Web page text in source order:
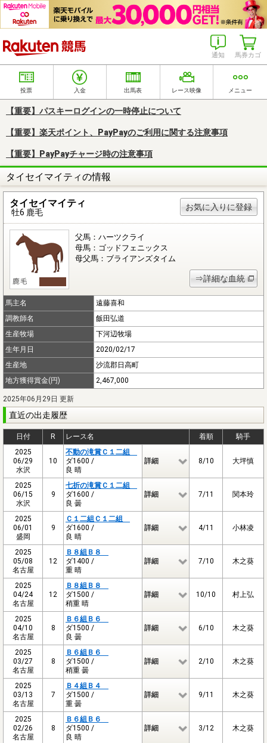
馬券カゴ
通知
投票 入金 出馬表 レース映像 メニュー
【重要】パスキーログインの一時停止について
【重要】楽天ポイント、PayPayのご利用に関する注意事項
【重要】PayPayチャージ時の注意事項
タイセイマイティの情報
タイセイマイティ
牡6 鹿毛
お気に入りに登録
父馬：ハーツクライ
母馬：ゴッドフェニックス
母父馬：ブライアンズタイム
⇒詳細な血統
馬主名
遠藤喜和
調教師名
飯田弘道
生産牧場
下河辺牧場
生年月日
2020/02/17
生産地
沙流郡日高町
地方獲得賞金(円)
2,467,000
2025年06月29日 更新
直近の出走履歴
日付 R レース名 着順
騎手
2025
06/29
水沢
10
不動の滝賞Ｃ１二組
ダ1600 /
良 晴
詳細 8/10 大坪慎
2025
06/15
水沢
9
七折の滝賞Ｃ１二組
ダ1600 /
良 曇
詳細 7/11 関本玲
2025
06/01
盛岡
9
Ｃ１二組Ｃ１二組
ダ1600 /
良 晴
詳細 4/11 小林凌
2025
05/08
名古屋
12
Ｂ８組Ｂ８
ダ1400 /
重 晴
詳細 7/10 木之葵
2025
04/24
名古屋
12
Ｂ８組Ｂ８
ダ1500 /
稍重 晴
詳細 10/10 村上弘
2025
04/10
名古屋
8
Ｂ６組Ｂ６
ダ1500 /
良 曇
詳細 6/10 木之葵
2025
03/27
名古屋
8
Ｂ６組Ｂ６
ダ1500 /
稍重 曇
詳細 2/10 木之葵
2025
03/13
名古屋
7
Ｂ４組Ｂ４
ダ1500 /
重 曇
詳細 9/11 木之葵
2025
02/26
名古屋
8
Ｂ６組Ｂ６
ダ1500 /
良 晴
詳細 3/12 木之葵